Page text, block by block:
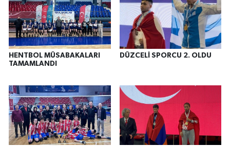
HENTBOL MÜSABAKALARI
TAMAMLANDI
DÜZCELİ SPORCU 2. OLDU